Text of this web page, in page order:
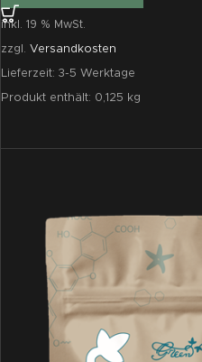
inkl. 19 % MwSt.
zzgl. Versandkosten
Lieferzeit: 3-5 Werktage
Produkt enthält: 0,125 kg